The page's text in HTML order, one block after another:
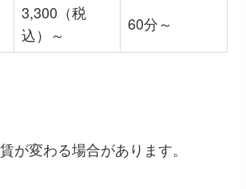
3,300（税
込）～
60分～
が変わる場合があります。